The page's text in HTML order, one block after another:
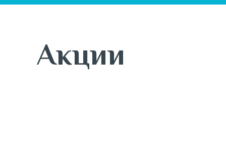
Акции